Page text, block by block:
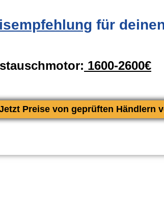
für
1600-2600€
Preise von geprüften Händlern